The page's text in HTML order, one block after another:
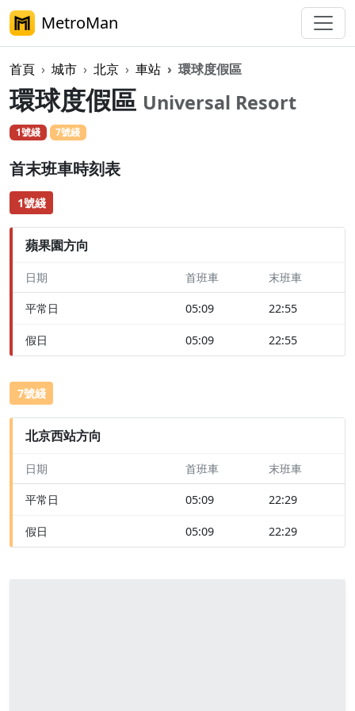
MetroMan
首頁 城市 北京 車站 環球度假區
環球度假區 Universal Resort
1號綫 7號綫
首末班車時刻表
1號綫
蘋果園方向
日期 首班車 末班車
平常日 05:09 22:55
假日 05:09 22:55
7號綫
北京西站方向
日期 首班車 末班車
平常日 05:09 22:29
假日 05:09 22:29